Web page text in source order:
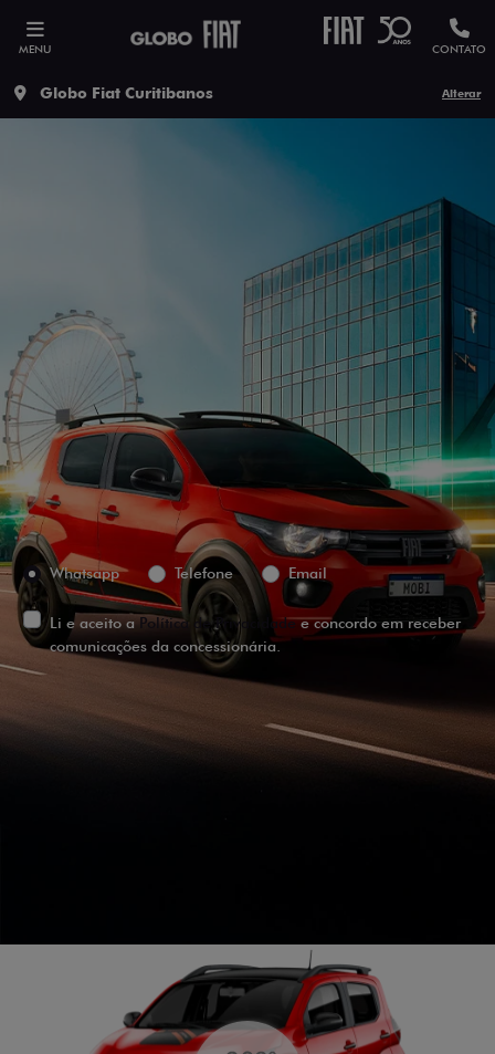
MENU CONTATO
Globo Fiat Curitibanos Alterar
ESTOU INTERESSADO
Versão escolhida
Preferência de contato:
Whatsapp
Telefone Email
Li e aceito aPolítica de Privacidadee concordo em receber
comunicações da concessionária.